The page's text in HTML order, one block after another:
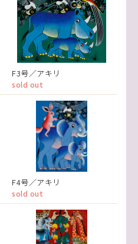
F3号／アキリ
sold out
F4号／アキリ
sold out